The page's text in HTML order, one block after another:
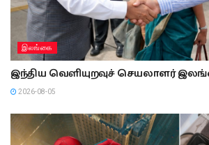
இலங்கை
இந்திய வெளியுறவுச் செயலாளர்
2026-08-05